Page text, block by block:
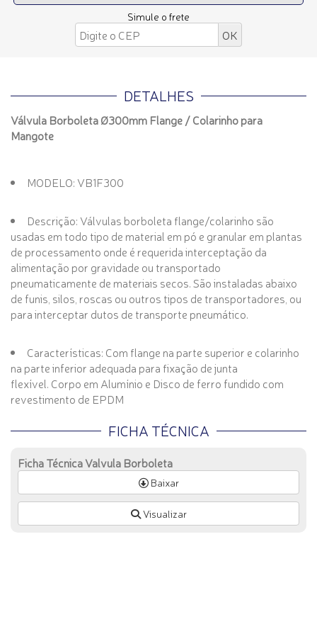
Simule o frete
DETALHES
Válvula Borboleta Ø300mm Flange / Colarinho para
Mangote
MODELO:VB1F300
Descrição: Válvulas borboleta flange/colarinho são
usadas em todo tipo de material em pó e granular em plantas
de processamento onde é requerida interceptação da
alimentação por gravidade ou transportado
pneumaticamente de materiais secos. São instaladas abaixo
de funis, silos, roscas ou outros tipos de transportadores, ou
para interceptar dutos de transporte pneumático.
Características: Com flange na parte superior e colarinho
na parte inferior adequada para fixação de junta
flexível. Corpo em Alumínio e Disco de ferro fundido com
revestimento de EPDM
FICHA TÉCNICA
Ficha Técnica Valvula Borboleta
Baixar
Visualizar